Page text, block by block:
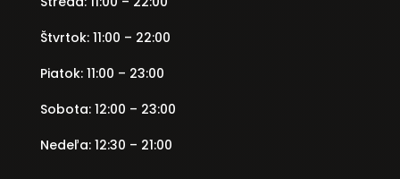
Štvrtok: 11:00 – 22:00
Piatok: 11:00 – 23:00
Sobota: 12:00 – 23:00
Nedeľa: 12:30 – 21:00